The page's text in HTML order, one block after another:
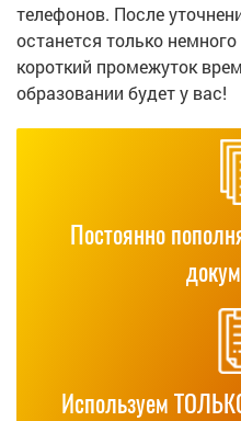
телефонов. После
останется только
короткий промежуток
образовании будет у вас!
Постоянно
Используем